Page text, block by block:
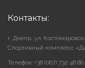
Контакты:
г. Днепр, ул.
Cпортивный комплекс
Телефон: +38 (067) 732 48 86